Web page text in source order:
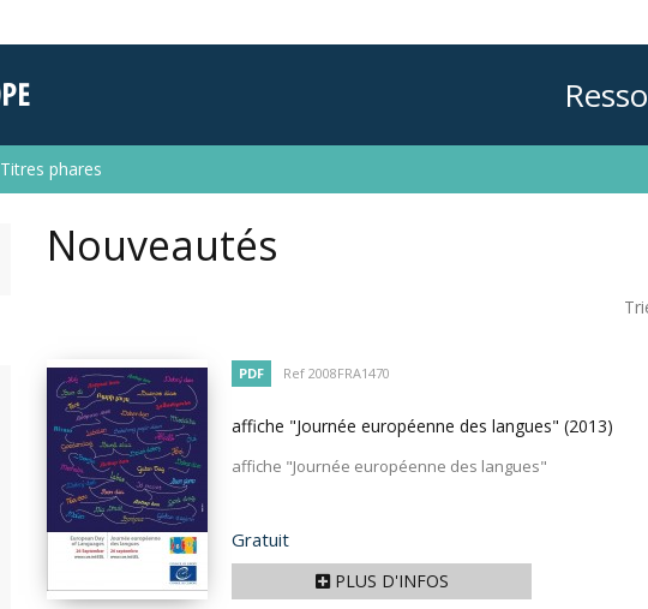
Titres phares
Nouveautés
PDF Ref 2008FRA1470
affiche "Journée européenne des langues" (2013)
affiche "Journée européenne des langues"
Prix
Gratuit
PLUS D'INFOS